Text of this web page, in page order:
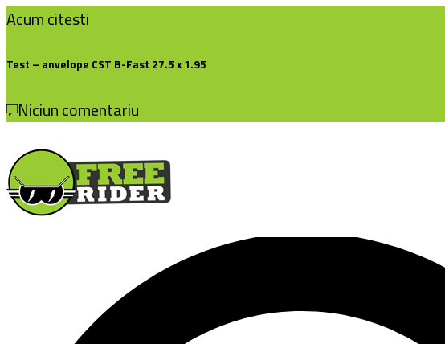
Acum citesti
Test – anvelope CST B-Fast 27.5 x 1.95
Niciun comentariu